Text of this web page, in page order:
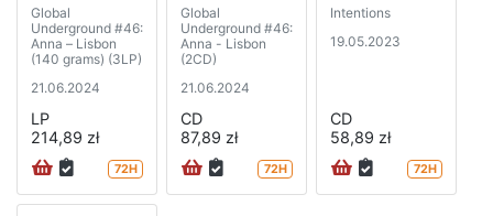
Global
Underground #46:
Anna – Lisbon
(140 grams) (3LP)
21.06.2024
LP
214,89 zł
72H
Global
Underground #46:
Anna - Lisbon
(2CD)
21.06.2024
CD
87,89 zł
72H
Intentions
19.05.2023
CD
58,89 zł
72H